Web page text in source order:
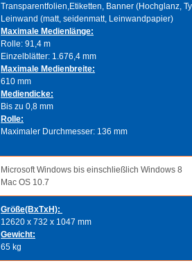
Transparentfolien,Etiketten, Banner (Hochglanz,
Leinwand (matt, seidenmatt, Leinwandpapier)
Maximale Medienlänge:
Rolle: 91,4 m
Einzelblätter: 1.676,4 mm
Maximale Medienbreite:
610 mm
Mediendicke:
Bis zu 0,8 mm
Rolle:
Maximaler Durchmesser: 136 mm
Microsoft Windows bis einschließlich Windows 8
Mac OS 10.7
Größe(BxTxH):
12620 x 732 x 1047 mm
Gewicht:
65 kg